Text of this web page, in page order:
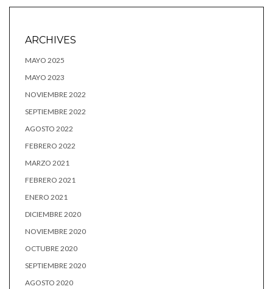
ARCHIVES
MAYO 2025
MAYO 2023
NOVIEMBRE 2022
SEPTIEMBRE 2022
AGOSTO 2022
FEBRERO 2022
MARZO 2021
FEBRERO 2021
ENERO 2021
DICIEMBRE 2020
NOVIEMBRE 2020
OCTUBRE 2020
SEPTIEMBRE 2020
AGOSTO 2020